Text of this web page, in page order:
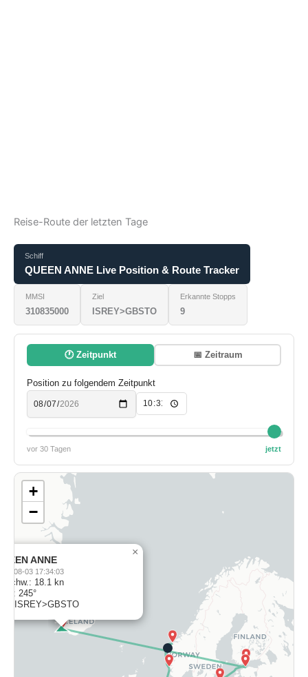
Reise-Route der letzten Tage
Schiff
QUEEN ANNE Live Position & Route Tracker
MMSI
310835000
Ziel
ISREY>GBSTO
Erkannte Stopps
9
🕐 Zeitpunkt 📅 Zeitraum
Position zu folgendem Zeitpunkt
vor 30 Tagen jetzt
ANNE
08-03 17:34:03
18.1 kn
245°
ISREY>GBSTO
×
+
−